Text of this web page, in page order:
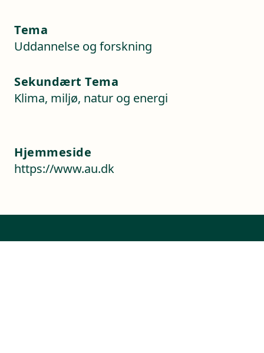
Tema
Uddannelse og forskning
Sekundært Tema
Klima, miljø, natur og energi
Hjemmeside
https://www.au.dk